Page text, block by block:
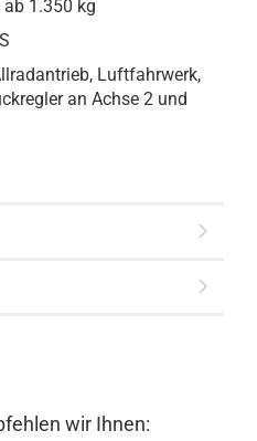
1.350 kg
Luftfahrwerk,
an Achse 2 und
wir Ihnen: